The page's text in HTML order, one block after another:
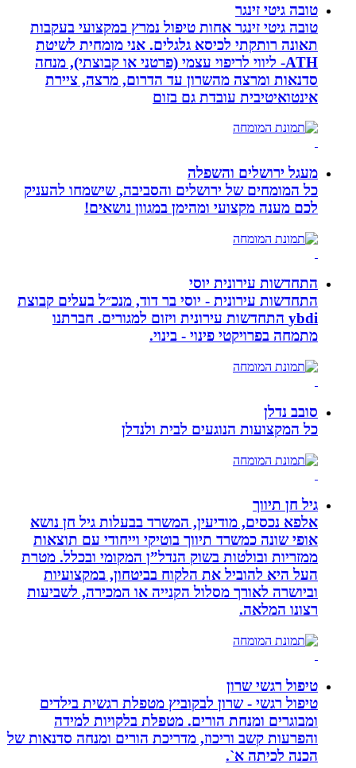
טובה גיטי זינגר
טובה גיטי זינגר אחות טיפול נמרץ במקצועי בעקבות
תאונה רותקתי לכיסא גלגלים. אני מומחית לשיטת
ATH- ליווי לריפוי עצמי (פרטני או קבוצתי), מנחה
סדנאות ומרצה מהשרון עד הדרום, מרצה, ציירת
אינטואיטיבית עובדת גם בזום
מעגל ירושלים והשפלה
כל המומחים של ירושלים והסביבה, שישמחו להעניק
לכם מענה מקצועי ומהימן במגוון נושאים!
התחדשות עירונית יוסי
התחדשות עירונית - יוסי בר דוד, מנכ״ל בעלים קבוצת
ybdi התחדשות עירונית ויזום למגורים. חברתנו
מתמחה בפרויקטי פינוי - בינוי.
סובב נדלן
כל המקצועות הנוגעים לבית ולנדלן
גיל חן תיווך
אלפא נכסים, מודיעין, המשרד בבעלות גיל חן נושא
אופי שונה כמשרד תיווך בוטיקי וייחודי עם תוצאות
ממזריות ובולטות בשוק הנדל”ן המקומי ובכלל. מטרת
העל היא להוביל את הלקוח בביטחון, במקצועיות
וביושרה לאורך מסלול הקנייה או המכירה, לשביעות
רצונו המלאה.
טיפול רגשי שרון
טיפול רגשי - שרון לבקוביץ מטפלת רגשית בילדים
ומבוגרים ומנחת הורים. מטפלת בלקויות למידה
והפרעות קשב וריכוז, מדריכת הורים ומנחה סדנאות של
הכנה לכיתה א`.